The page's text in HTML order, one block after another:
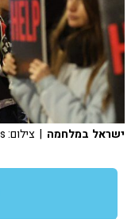
ישראל במלחמה | צילום: JACK GUEZ/AFP via Getty Images